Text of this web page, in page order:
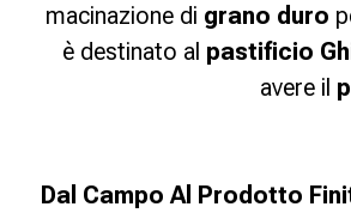
macinazione di grano duro
è destinato al pastificio
avere il
Dal Campo Al Prodotto